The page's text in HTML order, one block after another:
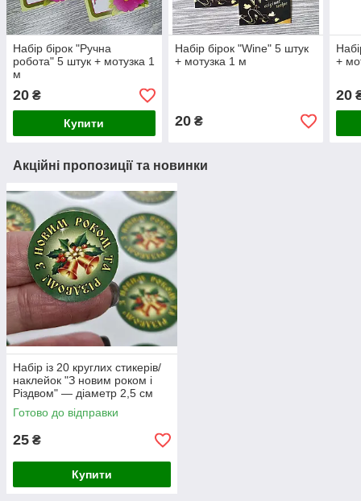
Набір бірок "Ручна
робота" 5 штук + мотузка 1
м
20 ₴
Купити
Набір бірок "Wine" 5 штук
+ мотузка 1 м
20₴
+
20
Акційні пропозиції та новинки
Набір із 20 круглих стикерів/
наклейок "З новим роком і
Різдвом" — діаметр 2,5 см
Готово до відправки
25 ₴
Купити